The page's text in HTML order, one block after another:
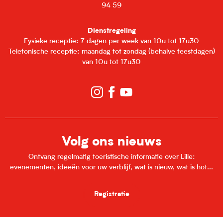
94 59
Dienstregeling
Fysieke receptie: 7 dagen per week van 10u tot 17u30
Telefonische receptie: maandag tot zondag (behalve feestdagen)
van 10u tot 17u30
Volg ons nieuws
Ontvang regelmatig toeristische informatie over Lille:
evenementen, ideeën voor uw verblijf, wat is nieuw, wat is hot...
Registratie